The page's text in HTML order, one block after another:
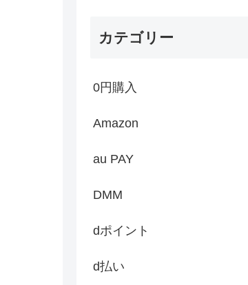
カテゴリー
0円購入
Amazon
au PAY
DMM
dポイント
d払い